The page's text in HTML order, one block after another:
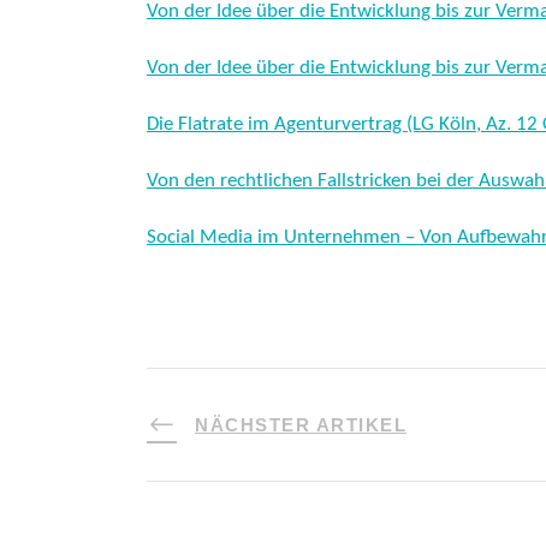
Von der Idee über die Entwicklung bis zur
Von der Idee über die Entwicklung bis zur
Die Flatrate im Agenturvertrag (LG Köln, Az. 12
Von den rechtlichen Fallstricken bei der
Social Media im Unternehmen – Von
NÄCHSTER ARTIKEL